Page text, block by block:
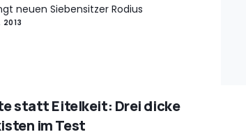
neuen Siebensitzer Rodius
2013
statt Eitelkeit: Drei dicke
im Test